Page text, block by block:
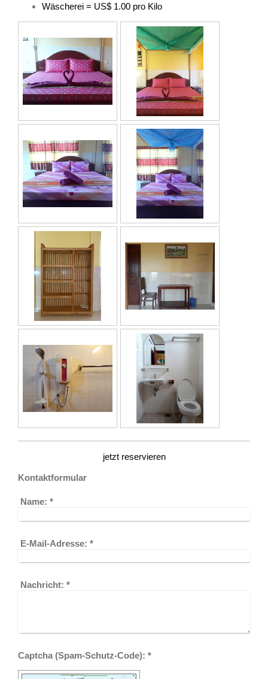
Wäscherei = US$ 1.00 pro Kilo
jetzt reservieren
Kontaktformular
Name: *
E-Mail-Adresse: *
Nachricht: *
Captcha (Spam-Schutz-Code): *